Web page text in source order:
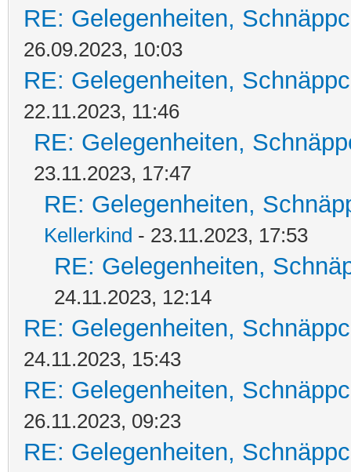
RE: Gelegenheiten,
26.09.2023, 10:03
RE: Gelegenheiten,
22.11.2023, 11:46
RE: Gelegenheiten,
23.11.2023, 17:47
RE: Gelegenheiten,
Kellerkind - 23.11.2023, 17:53
RE: Gelegenheiten,
24.11.2023, 12:14
RE: Gelegenheiten,
24.11.2023, 15:43
RE: Gelegenheiten,
26.11.2023, 09:23
RE: Gelegenheiten,